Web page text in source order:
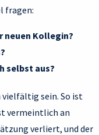
fragen:
neuen Kollegin?
selbst aus?
vielfältig sein. So ist
vermeintlich an
verliert, und der